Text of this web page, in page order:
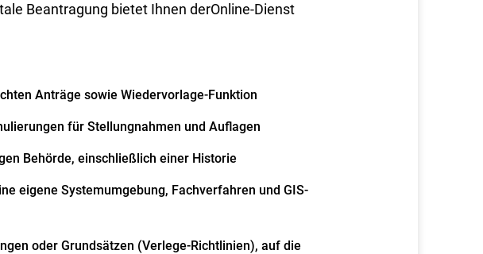
Beantragung bietet Ihnen derOnline-Dienst
Anträge sowie Wiedervorlage-Funktion
für Stellungnahmen und Auflagen
Behörde, einschließlich einer Historie
eigene Systemumgebung, Fachverfahren und GIS-
oder Grundsätzen (Verlege-Richtlinien), auf die